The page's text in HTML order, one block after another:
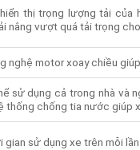
thị trọng lượng tải của
nâng vượt quá tải trọng
nghệ motor xoay chiều
sử dụng cả trong nhà và
thống chống tia nước
gian sử dụng xe trên mỗi